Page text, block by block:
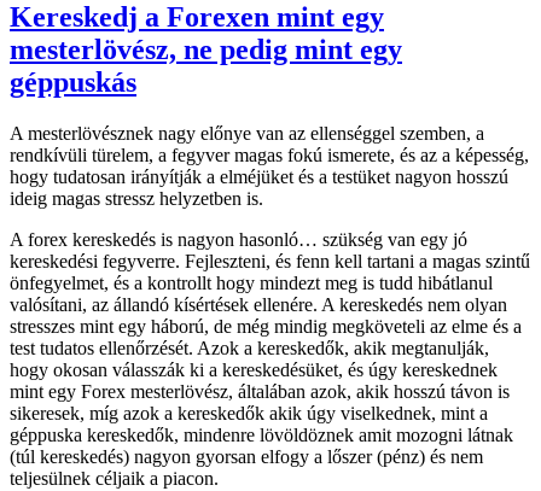
Kereskedj a Forexen mint egy
mesterlövész, ne pedig mint egy
géppuskás
A mesterlövésznek nagy előnye van az ellenséggel szemben, a
rendkívüli türelem, a fegyver magas fokú ismerete, és az a képesség,
hogy tudatosan irányítják a elméjüket és a testüket nagyon hosszú
ideig magas stressz helyzetben is.
A forex kereskedés is nagyon hasonló… szükség van egy jó
kereskedési fegyverre. Fejleszteni, és fenn kell tartani a magas szintű
önfegyelmet, és a kontrollt hogy mindezt meg is tudd hibátlanul
valósítani, az állandó kísértések ellenére. A kereskedés nem olyan
stresszes mint egy háború, de még mindig megköveteli az elme és a
test tudatos ellenőrzését. Azok a kereskedők, akik megtanulják,
hogy okosan válasszák ki a kereskedésüket, és úgy kereskednek
mint egy Forex mesterlövész, általában azok, akik hosszú távon is
sikeresek, míg azok a kereskedők akik úgy viselkednek, mint a
géppuska kereskedők, mindenre lövöldöznek amit mozogni látnak
(túl kereskedés) nagyon gyorsan elfogy a lőszer (pénz) és nem
teljesülnek céljaik a piacon.